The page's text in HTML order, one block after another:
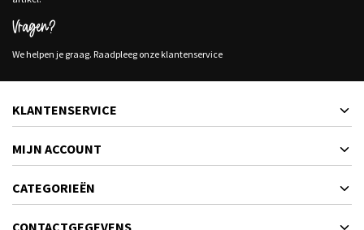
Vragen?
We helpen je graag. Raadpleeg onze klantenservice
KLANTENSERVICE
MIJN ACCOUNT
CATEGORIEËN
CONTACTGEGEVENS